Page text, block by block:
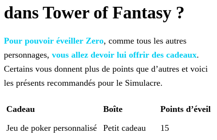
dans Tower of Fantasy ?
Pour pouvoir éveiller Zero, comme tous les autres
personnages, vous allez devoir lui offrir des cadeaux.
Certains vous donnent plus de points que d’autres et voici
les présents recommandés pour le Simulacre.
Cadeau Boîte
Points d’éveil
Jeu de poker personnalisé
Petit cadeau
15